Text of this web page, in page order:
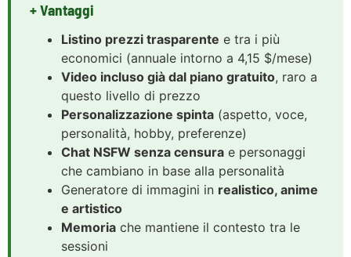
+ Vantaggi
Listino prezzi trasparente e tra i più
economici (annuale intorno a 4,15 $/mese)
Video incluso già dal piano gratuito, raro a
questo livello di prezzo
Personalizzazione spinta (aspetto, voce,
personalità, hobby, preferenze)
Chat NSFW senza censura e personaggi
che cambiano in base alla personalità
Generatore di immagini in realistico, anime
e artistico
Memoria che mantiene il contesto tra le
sessioni